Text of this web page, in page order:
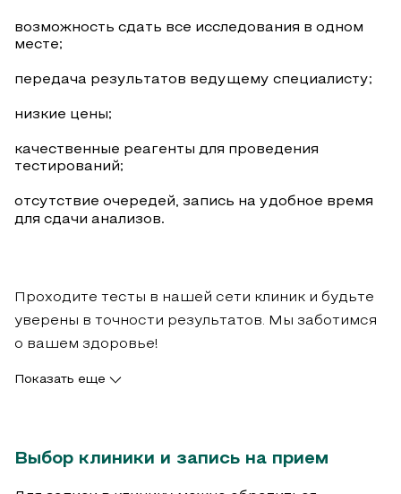
возможность сдать все исследования в одном
месте;
передача результатов ведущему специалисту;
низкие цены;
качественные реагенты для проведения
тестирований;
отсутствие очередей, запись на удобное время
для сдачи анализов.
Проходите тесты в нашей сети клиник и будьте
уверены в точности результатов. Мы заботимся
о вашем здоровье!
Показать еще
Выбор клиники и запись на прием